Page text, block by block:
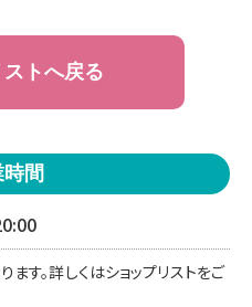
トへ戻る
間
す。詳しくはショップリストをご